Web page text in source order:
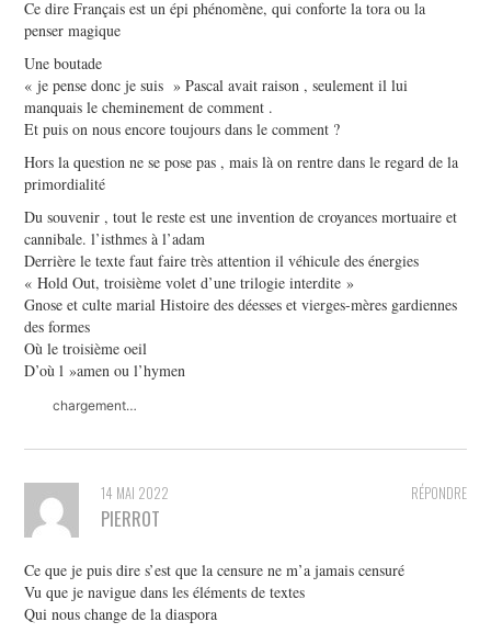
Ce dire Français est un épi phénomène, qui conforte la tora ou la
penser magique
Une boutade
« je pense donc je suis » Pascal avait raison , seulement il lui
manquais le cheminement de comment .
Et puis on nous encore toujours dans le comment ?
Hors la question ne se pose pas , mais là on rentre dans le regard de la
primordialité
Du souvenir , tout le reste est une invention de croyances mortuaire et
cannibale. l’isthmes à l’adam
Derrière le texte faut faire très attention il véhicule des énergies
« Hold Out, troisième volet d’une trilogie interdite »
Gnose et culte marial Histoire des déesses et vierges-mères gardiennes
des formes
Où le troisième oeil
D’où l »amen ou l’hymen
chargement…
RÉPONDRE
14 MAI 2022
PIERROT
Ce que je puis dire s’est que la censure ne m’a jamais censuré
Vu que je navigue dans les éléments de textes
Qui nous change de la diaspora